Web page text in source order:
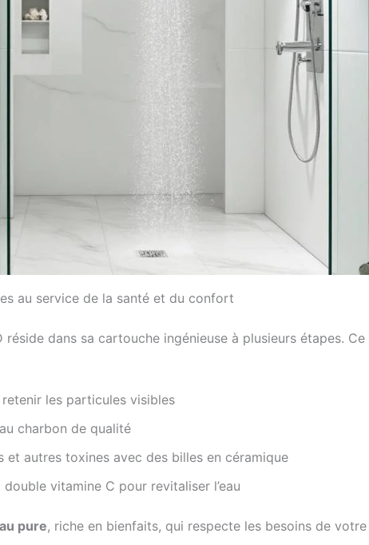
au service de la santé et du confort
réside dans sa cartouche ingénieuse à plusieurs étapes.
les particules visibles
charbon de qualité
et autres toxines avec des billes en céramique
vitamine C pour revitaliser l’eau
pure, riche en bienfaits, qui respecte les besoins de